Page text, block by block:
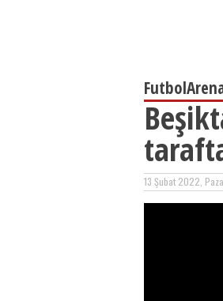
13 Şubat 2022,